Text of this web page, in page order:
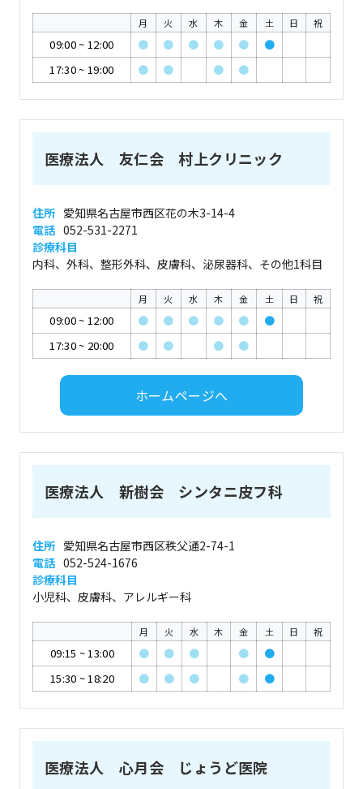
月 火 水 木 金 土 日 祝
09:00~ 12:00 ● ● ● ● ●
●
17:30~ 19:00 ● ● ● ●
医療法人 友仁会 村上クリニック
住所 愛知県名古屋市西区花の木3-14-4
電話 052-531-2271
診療科目
内科、外科、整形外科、皮膚科、泌尿器科、その他1科目
月 火 水 木 金 土 日 祝
09:00~ 12:00 ● ● ● ● ●
●
17:30~ 20:00 ● ● ● ●
ホームページへ
医療法人 新樹会 シンタニ皮フ科
住所 愛知県名古屋市西区秩父通2-74-1
電話 052-524-1676
診療科目
小児科、皮膚科、アレルギー科
月 火 水 木 金 土 日 祝
09:15 ~13:00 ● ● ● ●
●
15:30 ~18:20 ● ● ● ● ●
医療法人 心月会 じょうど医院